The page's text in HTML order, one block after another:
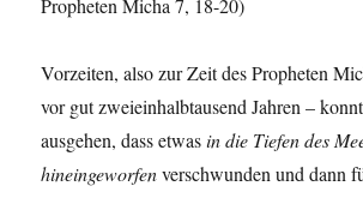
Propheten Micha 7, 18-20)
Vorzeiten, also zur Zeit des Propheten
vor gut zweieinhalbtausend Jahren –
ausgehen, dass etwasin die Tiefen des
hineingeworfenverschwunden und dann